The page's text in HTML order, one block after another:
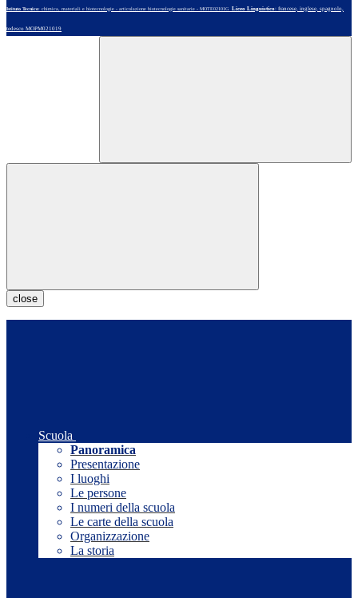
Istituto Tecnico: chimica, materiali e biotecnologie - articolazione biotecnologie sanitarie - MOTE02101G Liceo Linguistico: francese, inglese, spagnolo,
tedesco MOPM021019
close
Scuola
Panoramica
Presentazione
I luoghi
Le persone
I numeri della scuola
Le carte della scuola
Organizzazione
La storia